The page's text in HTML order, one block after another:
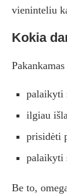
vieninteliu
Kokia
palaikyti
ilgiau
prisidėti
palaikyti
Be to,